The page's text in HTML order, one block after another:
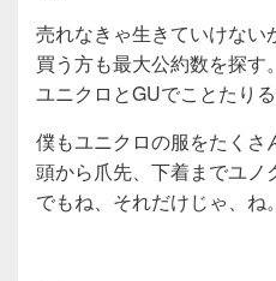
売れなきゃ生きていけない
買う方も最大公約数を探す。
ユニクロとGUでことたりる
僕もユニクロの服をたくさ
頭から爪先、下着までユノ
でもね、それだけじゃ、ね。